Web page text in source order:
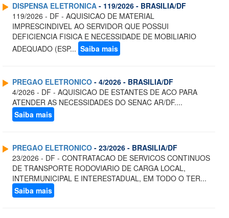
DISPENSA ELETRONICA - 119/2026 - BRASILIA/DF
119/2026 - DF - AQUISICAO DE MATERIAL
IMPRESCINDIVEL AO SERVIDOR QUE POSSUI
DEFICIENCIA FISICA E NECESSIDADE DE MOBILIARIO
ADEQUADO (ESP... Saiba mais
PREGAO ELETRONICO - 4/2026 - BRASILIA/DF
4/2026 - DF - AQUISICAO DE ESTANTES DE ACO PARA
ATENDER AS NECESSIDADES DO SENAC AR/DF....
Saiba mais
PREGAO ELETRONICO - 23/2026 - BRASILIA/DF
23/2026 - DF - CONTRATACAO DE SERVICOS CONTINUOS
DE TRANSPORTE RODOVIARIO DE CARGA LOCAL,
INTERMUNICIPAL E INTERESTADUAL, EM TODO O TER...
Saiba mais